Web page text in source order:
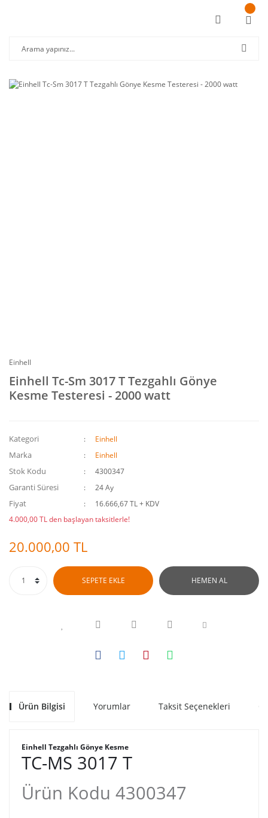
Einhell
Einhell Tc-Sm 3017 T Tezgahlı Gönye
Kesme Testeresi - 2000 watt
Kategori Einhell
Marka Einhell
Stok Kodu 4300347
Garanti Süresi 24 Ay
Fiyat
16.666,67 TL + KDV
4.000,00 TL den başlayan taksitlerle!
20.000,00 TL
SEPETE EKLE HEMEN AL
Ürün Bilgisi Yorumlar Taksit Seçenekleri
Einhell Tezgahlı Gönye Kesme
TC-MS 3017 T
Ürün Kodu 4300347